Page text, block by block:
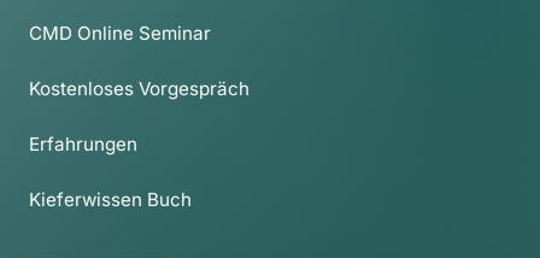
CMD Online Seminar
Kostenloses Vorgespräch
Erfahrungen
Kieferwissen Buch